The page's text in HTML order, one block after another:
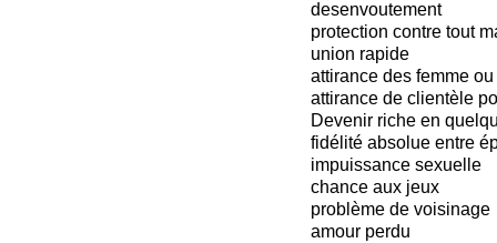
desenvoutement
protection contre tout
union rapide
attirance des femme
attirance de clientèle
Devenir riche en
fidélité absolue entre
impuissance sexuelle
chance aux jeux
problème de voisinage
amour perdu